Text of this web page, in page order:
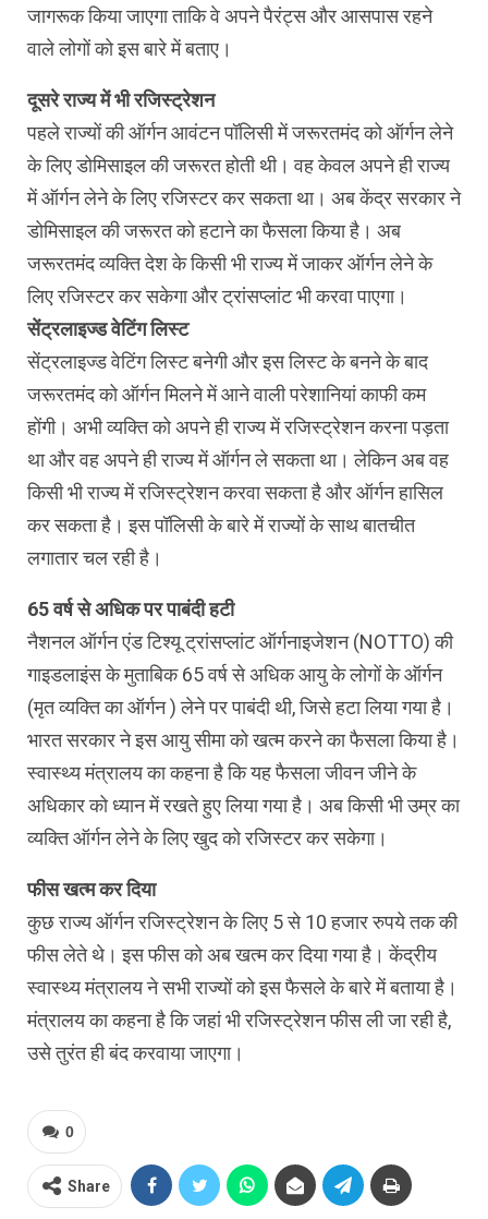
जागरूक किया जाएगा ताकि वे अपने पैरंट्स और आसपास रहने
वाले लोगों को इस बारे में बताए।
दूसरे राज्य में भी रजिस्ट्रेशन
पहले राज्यों की ऑर्गन आवंटन पॉलिसी में जरूरतमंद को ऑर्गन लेने
के लिए डोमिसाइल की जरूरत होती थी। वह केवल अपने ही राज्य
में ऑर्गन लेने के लिए रजिस्टर कर सकता था। अब केंद्र सरकार ने
डोमिसाइल की जरूरत को हटाने का फैसला किया है। अब
जरूरतमंद व्यक्ति देश के किसी भी राज्य में जाकर ऑर्गन लेने के
लिए रजिस्टर कर सकेगा और ट्रांसप्लांट भी करवा पाएगा।
सेंट्रलाइज्ड वेटिंग लिस्ट
सेंट्रलाइज्ड वेटिंग लिस्ट बनेगी और इस लिस्ट के बनने के बाद
जरूरतमंद को ऑर्गन मिलने में आने वाली परेशानियां काफी कम
होंगी। अभी व्यक्ति को अपने ही राज्य में रजिस्ट्रेशन करना पड़ता
था और वह अपने ही राज्य में ऑर्गन ले सकता था। लेकिन अब वह
किसी भी राज्य में रजिस्ट्रेशन करवा सकता है और ऑर्गन हासिल
कर सकता है। इस पॉलिसी के बारे में राज्यों के साथ बातचीत
लगातार चल रही है।
65 वर्ष से अधिक पर पाबंदी हटी
नैशनल ऑर्गन एंड टिश्यू ट्रांसप्लांट ऑर्गनाइजेशन (NOTTO) की
गाइडलाइंस के मुताबिक 65 वर्ष से अधिक आयु के लोगों के ऑर्गन
(मृत व्यक्ति का ऑर्गन ) लेने पर पाबंदी थी, जिसे हटा लिया गया है।
भारत सरकार ने इस आयु सीमा को खत्म करने का फैसला किया है।
स्वास्थ्य मंत्रालय का कहना है कि यह फैसला जीवन जीने के
अधिकार को ध्यान में रखते हुए लिया गया है। अब किसी भी उम्र का
व्यक्ति ऑर्गन लेने के लिए खुद को रजिस्टर कर सकेगा।
फीस खत्म कर दिया
कुछ राज्य ऑर्गन रजिस्ट्रेशन के लिए 5 से 10 हजार रुपये तक की
फीस लेते थे। इस फीस को अब खत्म कर दिया गया है। केंद्रीय
स्वास्थ्य मंत्रालय ने सभी राज्यों को इस फैसले के बारे में बताया है।
मंत्रालय का कहना है कि जहां भी रजिस्ट्रेशन फीस ली जा रही है,
उसे तुरंत ही बंद करवाया जाएगा।
0
Share